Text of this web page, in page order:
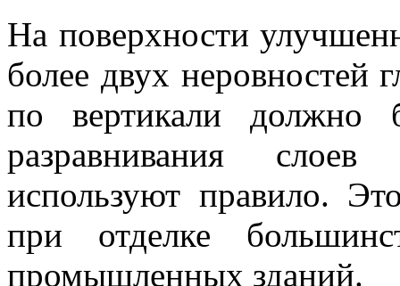
На поверхности
более двух неровностей
по вертикали
разравнивания
используют правило.
при отделке
промышленных зданий.